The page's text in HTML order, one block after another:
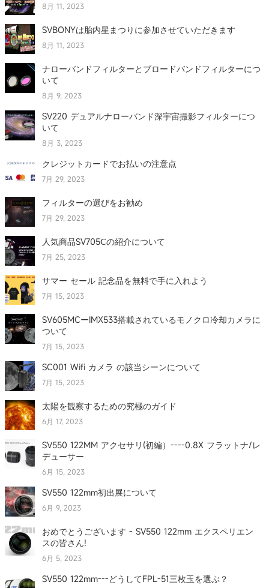
8月 11, 2023
SVBONYは胎内星まつりに参加させていただきます
8月 11, 2023
ナローバンドフィルターとブロードバンドフィルターにつ
いて
8月 9, 2023
SV220 デュアルナローバンド深宇宙撮影フィルターにつ
いて
8月 3, 2023
クレジットカードでお払いの注意点
7月 29, 2023
フィルターの選びをお勧め
7月 29, 2023
人気商品SV705Ⅽの紹介について
7月 25, 2023
サマー セール 記念品を無料で手に入れよう
7月 15, 2023
SV605MCーIMX533搭載されているモノクロ冷却カメラに
ついて
7月 15, 2023
SC001 Wifi カメラ の該当シーンについて
7月 15, 2023
太陽を観察するための究極のガイド
6月 17, 2023
SV550 122MM アクセサリ(初編）----0.8X フラットナ/レ
デューサー
6月 15, 2023
SV550 122mm初出展について
6月 9, 2023
おめでとうございます - SV550 122mm エクスペリエン
スの皆さん!
6月 5, 2023
SV550 122mm---どうしてFPL-51三枚玉を選ぶ？